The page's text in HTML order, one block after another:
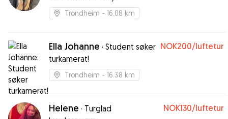
Trondheim - 16.08 km
Ella Johanne · Student søker
turkamerat!
NOK200/luftetur
Trondheim - 16.38 km
Helene · Turglad
NOK130/luftetur